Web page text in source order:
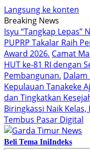
Langsung ke konten
Breaking News
Isyu “Tangkap Lepas”
PUPRP Takalar Raih
Award 2026. Camat
HUT ke-81 RI dengan
Pembangunan.‍ Dalam
Kepulauan Tanakeke
dan Tingkatkan
Biringkassi Naik
Tembus Pasar Digital
Beli Tema IniIndeks